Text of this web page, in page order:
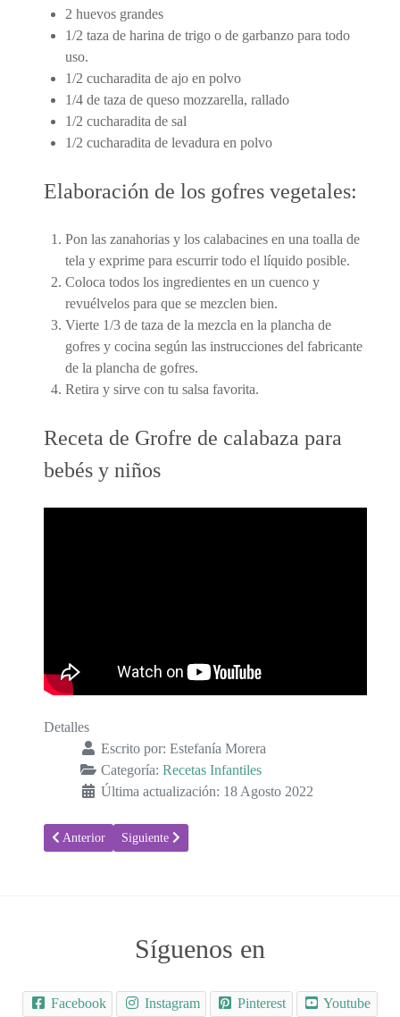
2 huevos grandes
1/2 taza de harina de trigo o de garbanzo para todo
uso.
1/2 cucharadita de ajo en polvo
1/4 de taza de queso mozzarella, rallado
1/2 cucharadita de sal
1/2 cucharadita de levadura en polvo
Elaboración de los gofres vegetales:
Pon las zanahorias y los calabacines en una toalla de
tela y exprime para escurrir todo el líquido posible.
Coloca todos los ingredientes en un cuenco y
revuélvelos para que se mezclen bien.
Vierte 1/3 de taza de la mezcla en la plancha de
gofres y cocina según las instrucciones del fabricante
de la plancha de gofres.
Retira y sirve con tu salsa favorita.
Receta de Grofre de calabaza para
bebés y niños
Detalles
Escrito por: Estefanía Morera
Categoría: Recetas Infantiles
Última actualización: 18 Agosto 2022
Artículo anterior: Receta para hacer Tortitas de garbanzos
Anterior Artículo siguiente: Puré de Puerros y Guisantes, para
Siguiente
Síguenos en
Facebook Instagram Pinterest Youtube